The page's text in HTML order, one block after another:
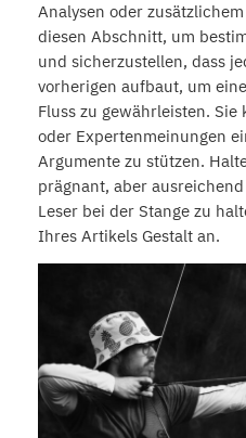
Analysen oder
diesen Abschnitt, um
und sicherzustellen, dass
vorherigen aufbaut, um
Fluss zu gewährleisten.
oder Expertenmeinungen
Argumente zu stützen.
prägnant, aber
Leser bei der Stange zu
Ihres Artikels Gestalt an.